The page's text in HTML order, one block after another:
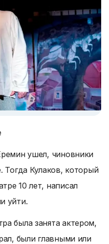
ушел, чиновники
Тогда Кулаков, который
10 лет, написал
уйти.
была занята актером,
были главными или